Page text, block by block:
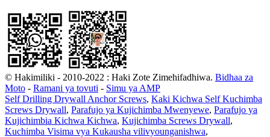
© Hakimiliki - 2010-2022 : Haki Zote Zimehifadhiwa. Bidhaa za
Moto - Ramani ya tovuti - Simu ya AMP
Self Drilling Drywall Anchor Screws, Kaki Kichwa Self Kuchimba
Screws Drywall, Parafujo ya Kujichimba Mwenyewe, Parafujo ya
Kujichimbia Kichwa Kichwa, Kujichimba Screws Drywall,
Kuchimba Visima vya Kukausha vilivyounganishwa,